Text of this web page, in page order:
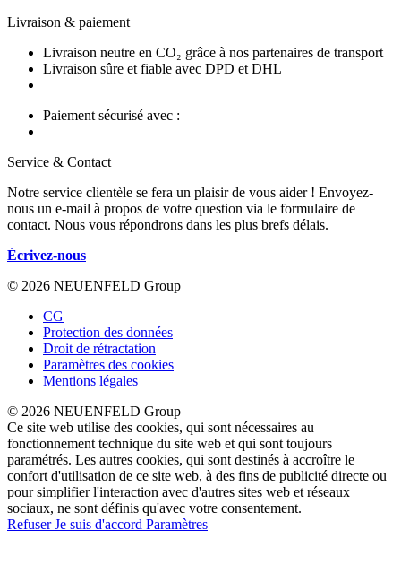
Livraison & paiement
Livraison neutre en CO₂ grâce à nos partenaires de transport
Livraison sûre et fiable avec DPD et DHL
Paiement sécurisé avec :
Service & Contact
Notre service clientèle se fera un plaisir de vous aider ! Envoyez-
nous un e-mail à propos de votre question via le formulaire de
contact. Nous vous répondrons dans les plus brefs délais.
Écrivez-nous
© 2026 NEUENFELD Group
CG
Protection des données
Droit de rétractation
Paramètres des cookies
Mentions légales
© 2026 NEUENFELD Group
Ce site web utilise des cookies, qui sont nécessaires au
fonctionnement technique du site web et qui sont toujours
paramétrés. Les autres cookies, qui sont destinés à accroître le
confort d'utilisation de ce site web, à des fins de publicité directe ou
pour simplifier l'interaction avec d'autres sites web et réseaux
sociaux, ne sont définis qu'avec votre consentement.
RefuserJe suis d'accord Paramètres